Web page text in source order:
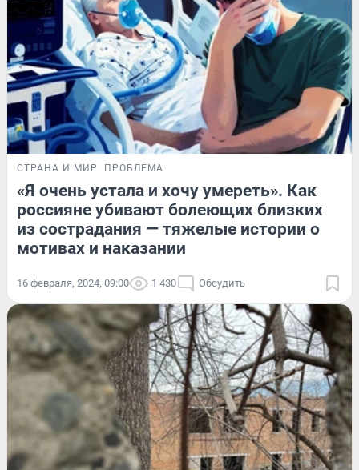
СТРАНА И МИР ПРОБЛЕМА
«Я очень устала и хочу умереть». Как
россияне убивают болеющих близких
из сострадания — тяжелые истории о
мотивах и наказании
16 февраля, 2024, 09:00 1 430 Обсудить